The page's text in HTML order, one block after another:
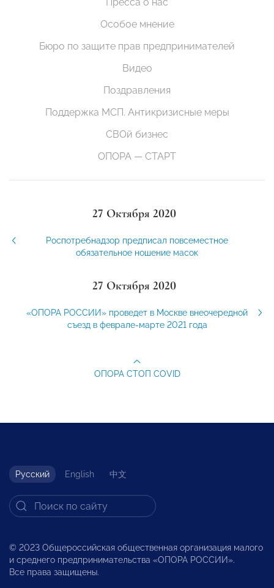
Особое мнение
Бюро по защите прав предпринимателей
Видео
Поздравления
Поддержка МСП. Антикризисные меры
СВОй бизнес
ОПОРА — СТАРТ
27 Октября 2020
Роспотребнадзор предписал повсеместное
обязательное ношение масок
27 Октября 2020
«ОПОРА РОССИИ» проведет в Москве внеочередной
съезд в феврале-марте 2021 года
ОПОРА СТОП COVID
Русский English 中文
© 2023 Общероссийская общественная организация малого
и среднего предпринимательства «ОПОРА РОССИИ».
Все права защищены.